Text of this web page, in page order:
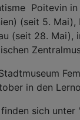
Poitevin
(seit 5.
(seit 28. Mai),
in den
sich